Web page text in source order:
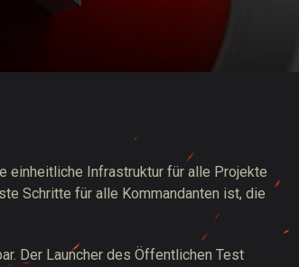
einheitliche Infrastruktur für alle Projekte
Schritte für alle Kommandanten ist, die
Der Launcher des Öffentlichen Test